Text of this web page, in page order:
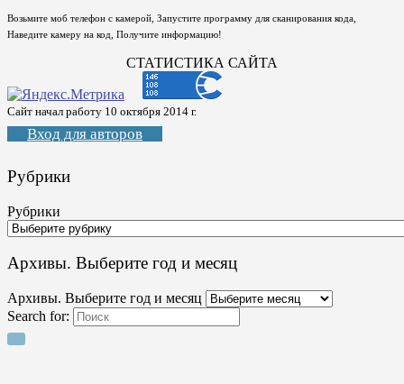
Возьмите моб телефон с камерой, Запустите программу для сканирования кода,
Наведите камеру на код, Получите информацию!
СТАТИСТИКА САЙТА
Сайт начал работу 10 октября 2014 г.
Вход для авторов
Рубрики
Рубрики
Архивы. Выберите год и месяц
Архивы. Выберите год и месяц
Search for: